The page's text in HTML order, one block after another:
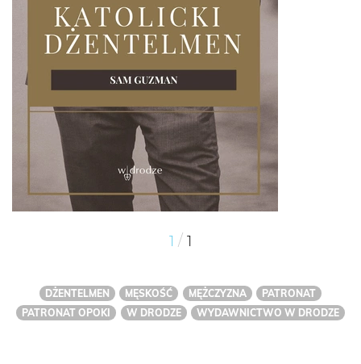
1 / 1
DŻENTELMEN MĘSKOŚĆ MĘŻCZYZNA
PATRONAT
PATRONAT OPOKI
W DRODZE WYDAWNICTWO W DRODZE